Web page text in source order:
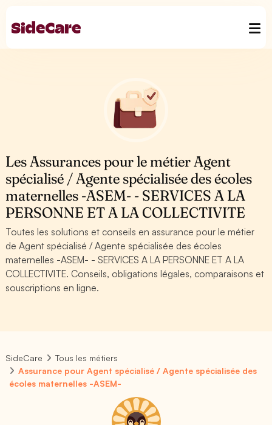
Les Assurances pour le métier Agent
spécialisé / Agente spécialisée des écoles
maternelles -ASEM- - SERVICES A LA
PERSONNE ET A LA COLLECTIVITE
Toutes les solutions et conseils en assurance pour le métier
de Agent spécialisé / Agente spécialisée des écoles
maternelles -ASEM- - SERVICES A LA PERSONNE ET A LA
COLLECTIVITE. Conseils, obligations légales, comparaisons et
souscriptions en ligne.
SideCare
Tous les métiers
Assurance pour Agent spécialisé / Agente spécialisée des
écoles maternelles -ASEM-